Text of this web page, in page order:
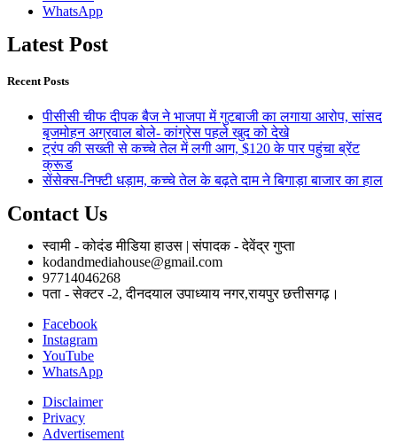
WhatsApp
Latest Post
Recent Posts
पीसीसी चीफ दीपक बैज ने भाजपा में गुटबाजी का लगाया आरोप, सांसद
बृजमोहन अग्रवाल बोले- कांग्रेस पहले खुद को देखे
ट्रंप की सख्ती से कच्चे तेल में लगी आग, $120 के पार पहुंचा ब्रेंट
क्रूड
सेंसेक्स-निफ्टी धड़ाम, कच्चे तेल के बढ़ते दाम ने बिगाड़ा बाजार का हाल
Contact Us
स्वामी - कोदंड मीडिया हाउस | संपादक - देवेंद्र गुप्ता
kodandmediahouse@gmail.com
97714046268
पता - सेक्टर -2, दीनदयाल उपाध्याय नगर,रायपुर छत्तीसगढ़।
Facebook
Instagram
YouTube
WhatsApp
Disclaimer
Privacy
Advertisement